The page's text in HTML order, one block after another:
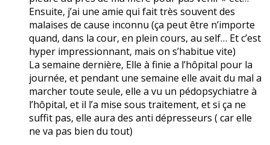
Ensuite, j’ai une amie qui fait très souvent des
malaises de cause inconnu (ça peut être n’importe
quand, dans la cour, en plein cours, au self… Et c’est
hyper impressionnant, mais on s’habitue vite)
La semaine dernière, Elle à finie a l’hôpital pour la
journée, et pendant une semaine elle avait du mal a
marcher toute seule, elle a vu un pédopsychiatre à
l’hôpital, et il l’a mise sous traitement, et si ça ne
suffit pas, elle aura des anti dépresseurs ( car elle
ne va pas bien du tout)